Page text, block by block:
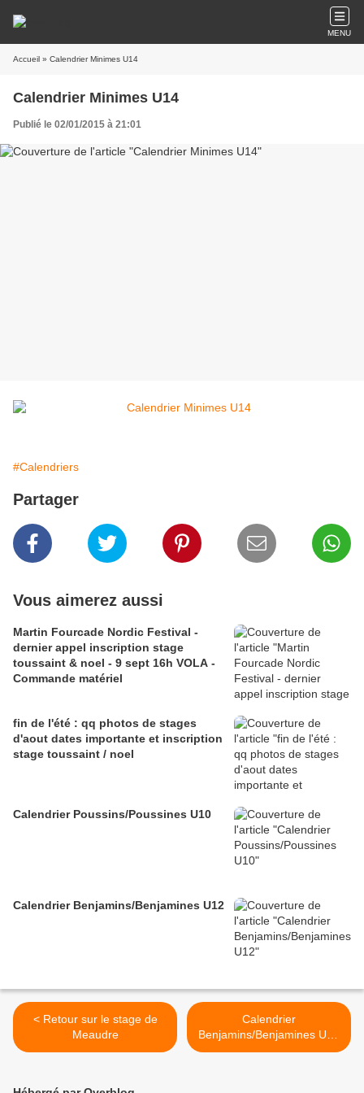
MENU
Accueil » Calendrier Minimes U14
Calendrier Minimes U14
Publié le 02/01/2015 à 21:01
#Calendriers
Partager
Vous aimerez aussi
Martin Fourcade Nordic Festival -
dernier appel inscription stage
toussaint & noel - 9 sept 16h VOLA -
Commande matériel
fin de l'été : qq photos de stages
d'aout dates importante et inscription
stage toussaint / noel
Calendrier Poussins/Poussines U10
Calendrier Benjamins/Benjamines U12
< Retour sur le stage de
Meaudre
Calendrier
Benjamins/Benjamines U12
>